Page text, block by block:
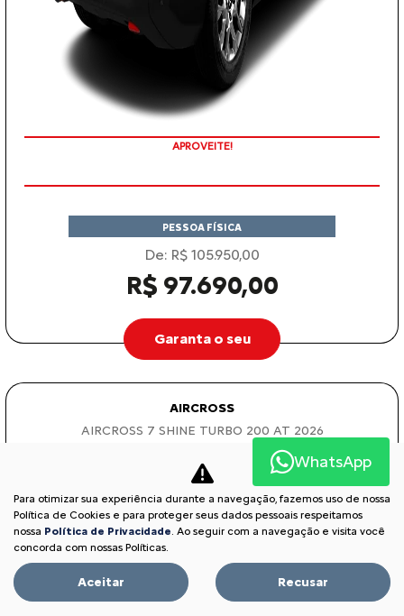
TAXA ZERO
PESSOA FÍSICA
De: R$ 105.950,00
R$ 97.690,00
Garanta o seu
AIRCROSS
AIRCROSS 7 SHINE TURBO 200 AT 2026
WhatsApp
Para otimizar sua experiência durante a navegação, fazemos uso de nossa
Política de Cookies e para proteger seus dados pessoais respeitamos
nossa Política de Privacidade. Ao seguir com a navegação e visita você
concorda com nossas Políticas.
Aceitar Recusar